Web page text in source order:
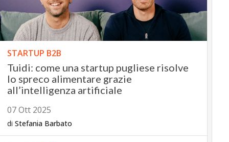
STARTUP B2B
Tuidi: come una startup pugliese risolve
lo spreco alimentare grazie
all’intelligenza artificiale
07 Ott 2025
di Stefania Barbato